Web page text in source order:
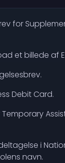
for
et billede af
Debit Card.
i
navn.